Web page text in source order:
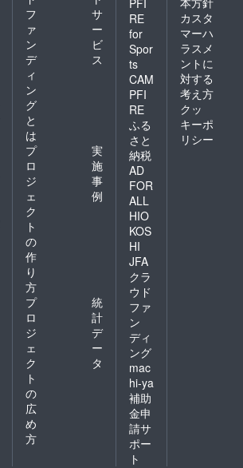
フ
ァ
ン
デ
ィ
ン
グ
と
は
サ
ー
ビ
ス
プ
ロ
ジ
ェ
ク
ト
の
作
り
方
実
施
事
例
プ
ロ
ジ
ェ
ク
ト
の
広
め
方
統
計
デ
ー
タ
PFI
RE
for
Spor
ts
CAM
PFI
RE
ふる
さと
納税
AD
FOR
ALL
HIO
KOS
HI
JFA
クラ
ウド
ファ
ン
ディ
ング
mac
hi-ya
補助
金申
請サ
ポー
ト
カスタ
マーハ
ラスメ
ントに
対する
考え方
クッ
キーポ
リシー